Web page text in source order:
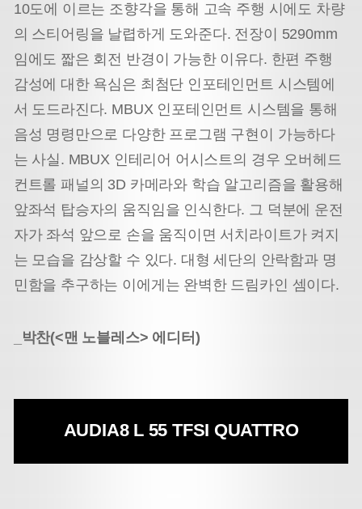
10도에 이르는 조향각을 통해 고속 주행 시에도 차량
의 스티어링을 날렵하게 도와준다. 전장이 5290mm
임에도 짧은 회전 반경이 가능한 이유다. 한편 주행
감성에 대한 욕심은 최첨단 인포테인먼트 시스템에
서 도드라진다. MBUX 인포테인먼트 시스템을 통해
음성 명령만으로 다양한 프로그램 구현이 가능하다
는 사실. MBUX 인테리어 어시스트의 경우 오버헤드
컨트롤 패널의 3D 카메라와 학습 알고리즘을 활용해
앞좌석 탑승자의 움직임을 인식한다. 그 덕분에 운전
자가 좌석 앞으로 손을 움직이면 서치라이트가 켜지
는 모습을 감상할 수 있다. 대형 세단의 안락함과 명
민함을 추구하는 이에게는 완벽한 드림카인 셈이다.
_박찬(<맨 노블레스> 에디터)
AUDI A8 L 55 TFSI QUATTRO